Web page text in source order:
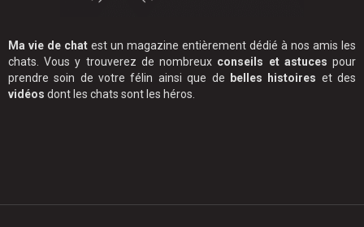
Ma vie de chat est un magazine entièrement dédié à nos amis les
chats. Vous y trouverez de nombreux conseils et astuces pour
prendre soin de votre félin ainsi que de belles histoires et des
vidéos dont les chats sont les héros.